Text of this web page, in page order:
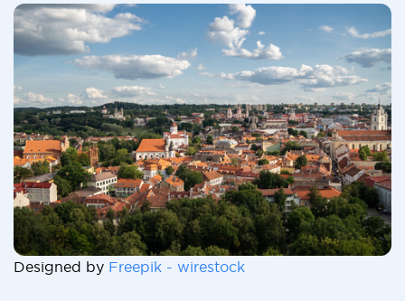
Designed by Freepik - wirestock